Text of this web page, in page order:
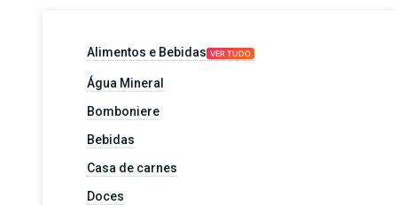
Alimentos e Bebidas VER TUDO
Água Mineral
Bomboniere
Bebidas
Casa de carnes
Doces